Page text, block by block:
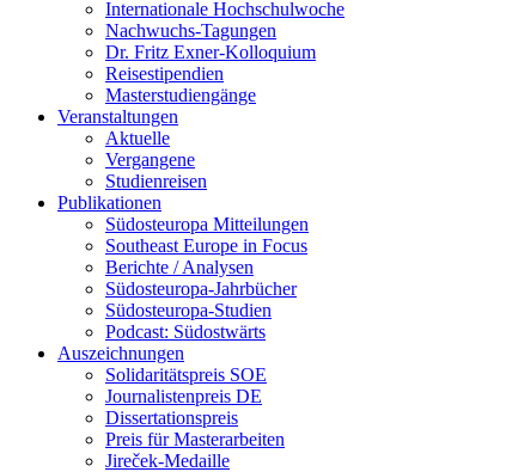
Internationale Hochschulwoche
Nachwuchs-Tagungen
Dr. Fritz Exner-Kolloquium
Reisestipendien
Masterstudiengänge
Veranstaltungen
Aktuelle
Vergangene
Studienreisen
Publikationen
Südosteuropa Mitteilungen
Southeast Europe in Focus
Berichte / Analysen
Südosteuropa-Jahrbücher
Südosteuropa-Studien
Podcast: Südostwärts
Auszeichnungen
Solidaritätspreis SOE
Journalistenpreis DE
Dissertationspreis
Preis für Masterarbeiten
Jireček-Medaille